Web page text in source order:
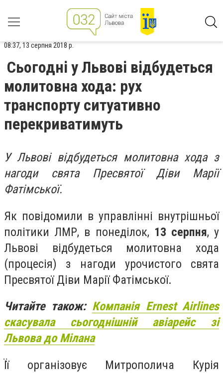
08:37, 13 серпня 2018 р.
Сьогодні у Львові відбудеться
молитовна хода: рух
транспорту ситуативно
перекриватимуть
У Львові відбудеться молитовна хода з
нагоди свята Пресвятої Діви Марії
Фатімської.
Як повідомили в управлінні внутрішньої
політики ЛМР, в понеділок, 13 серпня, у
Львові відбудеться молитовна хода
(процесія) з нагоди урочистого свята
Пресвятої Діви Марії Фатімської.
Читайте також: Компанія Ernest Аirlines
скасувала сьогоднішній авіарейс зі
Львова до Мілана
Її організовує Митрополича Курія